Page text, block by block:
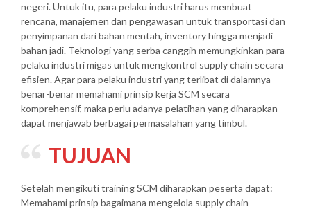
negeri. Untuk itu, para pelaku industri harus membuat
rencana, manajemen dan pengawasan untuk transportasi dan
penyimpanan dari bahan mentah, inventory hingga menjadi
bahan jadi. Teknologi yang serba canggih memungkinkan para
pelaku industri migas untuk mengkontrol supply chain secara
efisien. Agar para pelaku industri yang terlibat di dalamnya
benar-benar memahami prinsip kerja SCM secara
komprehensif, maka perlu adanya pelatihan yang diharapkan
dapat menjawab berbagai permasalahan yang timbul.
TUJUAN
Setelah mengikuti training SCM diharapkan peserta dapat:
Memahami prinsip bagaimana mengelola supply chain